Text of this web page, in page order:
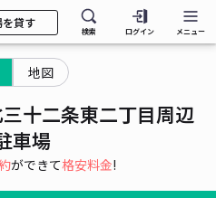
を貸す
検索 ログイン メニュー
地図
十二条東二丁目周辺
車場
ができて格安料金!